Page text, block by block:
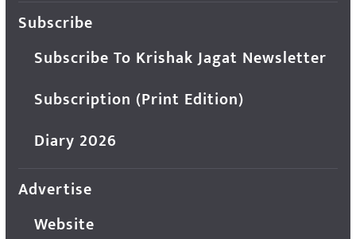
Subscribe
Subscribe To Krishak Jagat Newsletter
Subscription (Print Edition)
Diary 2026
Advertise
Website